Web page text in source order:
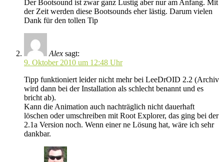
Der Bootsound ist zwar ganz Lustig aber nur am Anfang. Mit
der Zeit werden diese Bootsounds eher lästig. Darum vielen
Dank für den tollen Tip
Alex sagt:
9. Oktober 2010 um 12:48 Uhr
Tipp funktioniert leider nicht mehr bei LeeDrOID 2.2 (Archiv
wird dann bei der Installation als schlecht benannt und es
bricht ab).
Kann die Animation auch nachträglich nicht dauerhaft
löschen oder umschreiben mit Root Explorer, das ging bei der
2.1a Version noch. Wenn einer ne Lösung hat, wäre ich sehr
dankbar.